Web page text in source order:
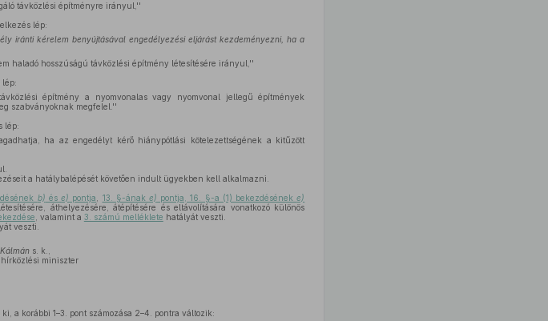
távközlési építményre irányul,''
lép:
iránti kérelem benyújtásával engedélyezési eljárást kezdeményezni, ha a
haladó hosszúságú távközlési építmény létesítésére irányul,''
lép:
építmény a nyomvonalas vagy nyomvonal jellegű építmények
szabványoknak megfelel.''
lép:
ha az engedélyt kérő hiánypótlási kötelezettségének a kitűzött
a hatálybalépését követően indult ügyekben kell alkalmazni.
b) ése) pontja 13. §-ának e) pontja, 16. §-a (1) bekezdéséneke)
áthelyezésére, átépítésére és eltávolítására vonatkozó különös
, valamint a 3. számú melléklete hatályát veszti.
veszti.
s. k.,
miniszter
a korábbi 1–3. pont számozása 2–4. pontra változik: